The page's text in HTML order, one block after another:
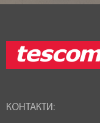
КОНТАКТИ: